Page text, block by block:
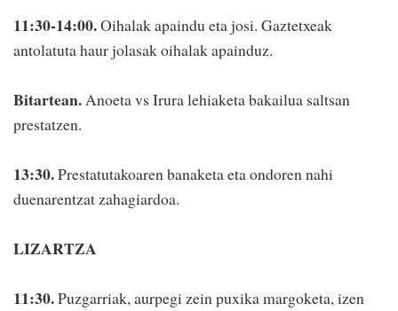
11:30-14:00.Oihalak apaindu eta josi. Gaztetxeak
antolatuta haur jolasak oihalak apainduz.
Bitartean.Anoeta vs Irura lehiaketa bakailua saltsan
prestatzen.
13:30.Prestatutakoaren banaketa eta ondoren nahi
duenarentzat zahagiardoa.
LIZARTZA
11:30.Puzgarriak, aurpegi zein puxika margoketa, izen